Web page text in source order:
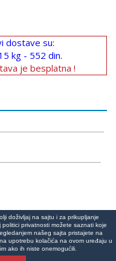
dostave su:
kg - 552 din.
je besplatna !
doživljaj na sajtu i za prikupljanje
privatnosti možete saznati koje
našeg sajta pristajete na
upotrebu kolačića na ovom uređaju u
ako ih niste onemogućili.